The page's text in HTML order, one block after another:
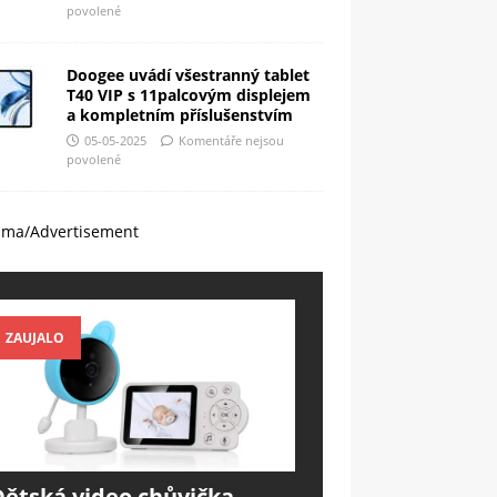
povolené
Doogee uvádí všestranný tablet
T40 VIP s 11palcovým displejem
a kompletním příslušenstvím
05-05-2025
Komentáře nejsou
povolené
Advertisement
ZAUJALO